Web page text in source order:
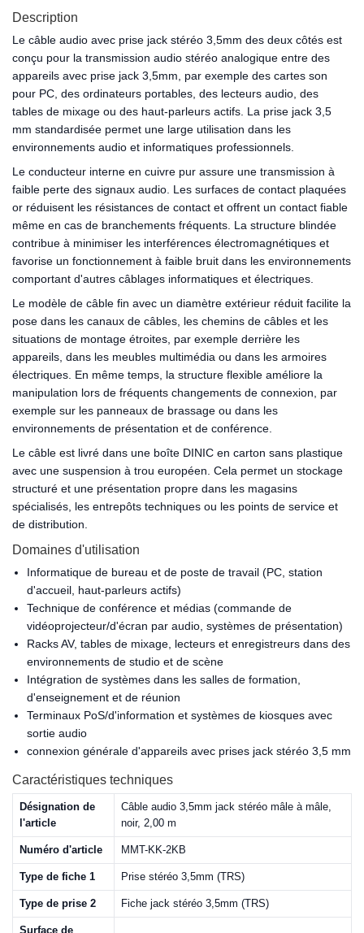
Description
Le câble audio avec prise jack stéréo 3,5mm des deux côtés est
conçu pour la transmission audio stéréo analogique entre des
appareils avec prise jack 3,5mm, par exemple des cartes son
pour PC, des ordinateurs portables, des lecteurs audio, des
tables de mixage ou des haut-parleurs actifs. La prise jack 3,5
mm standardisée permet une large utilisation dans les
environnements audio et informatiques professionnels.
Le conducteur interne en cuivre pur assure une transmission à
faible perte des signaux audio. Les surfaces de contact plaquées
or réduisent les résistances de contact et offrent un contact fiable
même en cas de branchements fréquents. La structure blindée
contribue à minimiser les interférences électromagnétiques et
favorise un fonctionnement à faible bruit dans les environnements
comportant d'autres câblages informatiques et électriques.
Le modèle de câble fin avec un diamètre extérieur réduit facilite la
pose dans les canaux de câbles, les chemins de câbles et les
situations de montage étroites, par exemple derrière les
appareils, dans les meubles multimédia ou dans les armoires
électriques. En même temps, la structure flexible améliore la
manipulation lors de fréquents changements de connexion, par
exemple sur les panneaux de brassage ou dans les
environnements de présentation et de conférence.
Le câble est livré dans une boîte DINIC en carton sans plastique
avec une suspension à trou européen. Cela permet un stockage
structuré et une présentation propre dans les magasins
spécialisés, les entrepôts techniques ou les points de service et
de distribution.
Domaines d'utilisation
Informatique de bureau et de poste de travail (PC, station
d'accueil, haut-parleurs actifs)
Technique de conférence et médias (commande de
vidéoprojecteur/d'écran par audio, systèmes de présentation)
Racks AV, tables de mixage, lecteurs et enregistreurs dans des
environnements de studio et de scène
Intégration de systèmes dans les salles de formation,
d'enseignement et de réunion
Terminaux PoS/d'information et systèmes de kiosques avec
sortie audio
connexion générale d'appareils avec prises jack stéréo 3,5 mm
Caractéristiques techniques
Désignation de
l'article
Câble audio 3,5mm jack stéréo mâle à mâle,
noir, 2,00 m
Numéro d'article MMT-KK-2KB
Type de fiche 1 Prise stéréo 3,5mm (TRS)
Type de prise 2 Fiche jack stéréo 3,5mm (TRS)
Surface de